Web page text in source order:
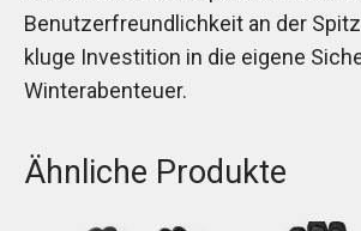
Benutzerfreundlichkeit an der
kluge Investition in die eigene
Winterabenteuer.
Ähnliche Produkte